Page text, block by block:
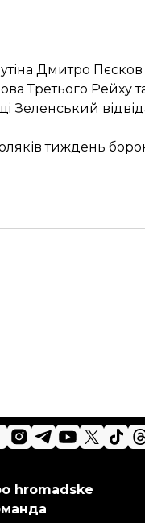
Дмитро Пєсков
Третього Рейху
Зеленський
тиждень
hromadske